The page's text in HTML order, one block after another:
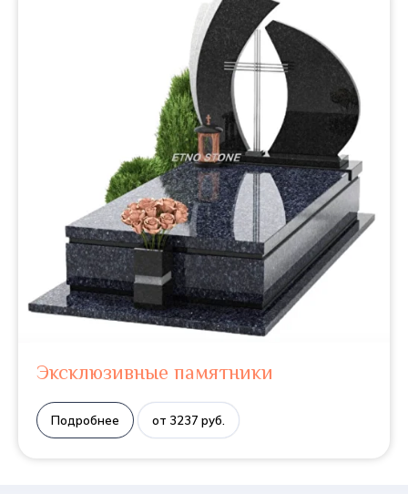
Эксклюзивные памятники
Подробнее от 3237 руб.